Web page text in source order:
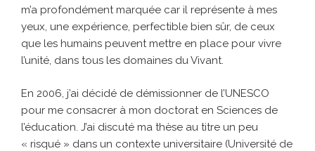
m’a profondément marquée car il représente à mes
yeux, une expérience, perfectible bien sûr, de ceux
que les humains peuvent mettre en place pour vivre
l’unité, dans tous les domaines du Vivant.
En 2006, j’ai décidé de démissionner de l’UNESCO
pour me consacrer à mon doctorat en Sciences de
l’éducation. J’ai discuté ma thèse au titre un peu
« risqué » dans un contexte universitaire (Université de